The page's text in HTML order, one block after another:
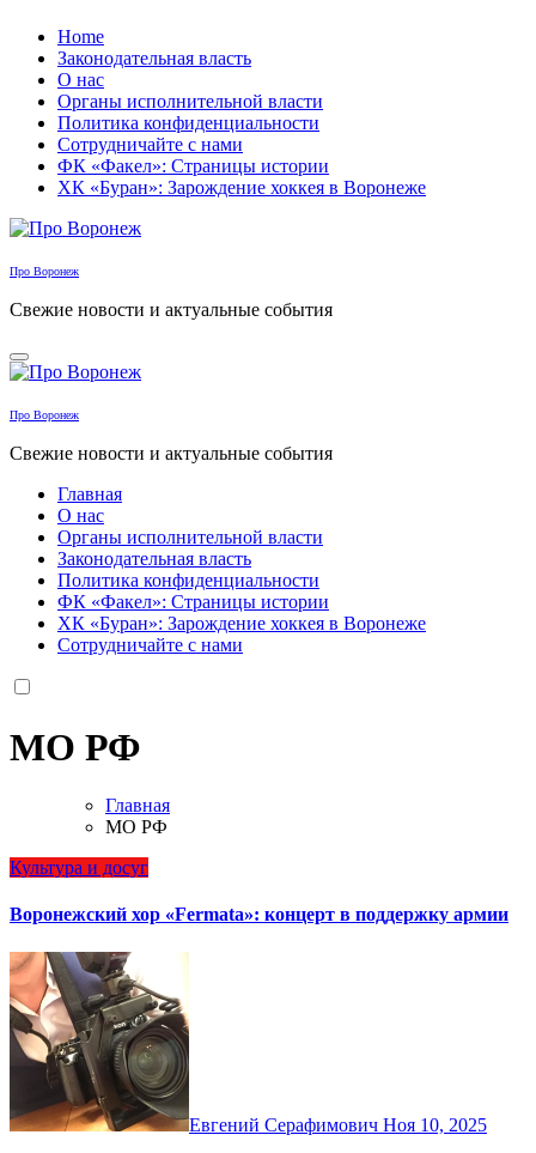
Перейти
содержанию
Home
Законодательная власть
О нас
Органы исполнительной власти
Политика конфиденциальности
Сотрудничайте с нами
ФК «Факел»: Страницы истории
ХК «Буран»: Зарождение хоккея в Воронеже
Про Воронеж
Свежие новости и актуальные события
Про Воронеж
Свежие новости и актуальные события
Главная
О нас
Органы исполнительной власти
Законодательная власть
Политика конфиденциальности
ФК «Факел»: Страницы истории
ХК «Буран»: Зарождение хоккея в Воронеже
Сотрудничайте с нами
МО РФ
Главная
МО РФ
Культура и досуг
Воронежский хор «Fermata»: концерт в поддержку армии
Евгений Серафимович Ноя 10, 2025